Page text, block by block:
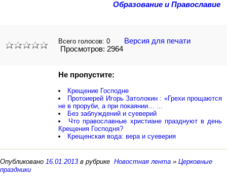
Образование и Православие
Всего голосов: 0
Версия для печати
Просмотров: 2964
Не пропустите:
Крещение Господне
Протоиерей Игорь Затолокин : «Грехи прощаются
не в проруби, а при покаянии… ...
Без заблуждений и суеверий
Что православные христиане празднуют в день
Крещения Господня?
Крещенская вода: вера и суеверия
Опубликовано 16.01.2013 в рубрике Новостная лента » Церковные
праздники